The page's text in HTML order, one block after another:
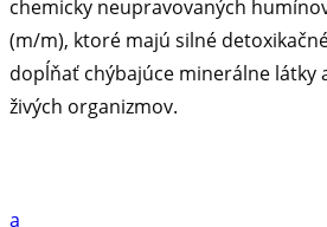
chemicky neupravovaných
(m/m), ktoré majú silné
dopĺňať chýbajúce minerálne látky
živých organizmov.
a